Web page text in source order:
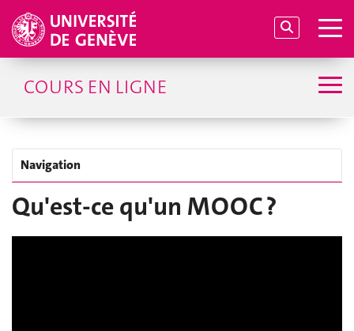
COURS EN LIGNE
Navigation
Qu'est-ce qu'un MOOC ?